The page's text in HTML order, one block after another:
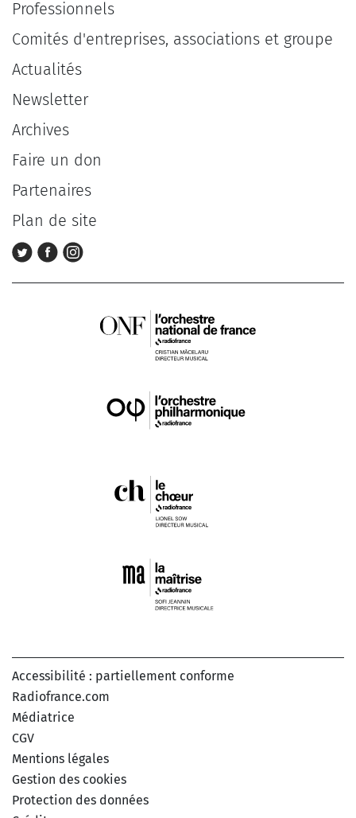
Professionnels
Comités d'entreprises, associations et groupe
Actualités
Newsletter
Archives
Faire un don
Partenaires
Plan de site
Accessibilité : partiellement conforme
Radiofrance.com
Médiatrice
CGV
Mentions légales
Gestion des cookies
Protection des données